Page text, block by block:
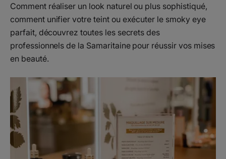
Comment réaliser un look naturel ou plus sophistiqué,
comment unifier votre teint ou exécuter le smoky eye
parfait, découvrez toutes les secrets des
professionnels de la Samaritaine pour réussir vos mises
en beauté.